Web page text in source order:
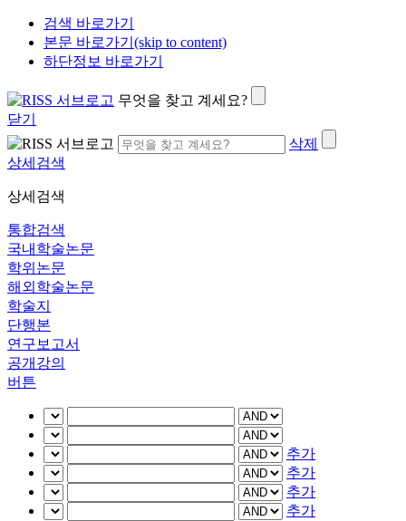
검색 바로가기
본문 바로가기(skip to content)
하단정보 바로가기
무엇을 찾고 계세요?
닫기
삭제
상세검색
상세검색
통합검색
국내학술논문
학위논문
해외학술논문
학술지
단행본
연구보고서
공개강의
버튼
추가
추가
추가
추가